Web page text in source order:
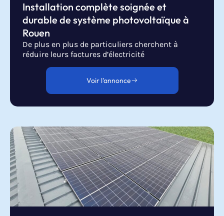
Installation complète soignée et
durable de système photovoltaïque à
Rouen
De plus en plus de particuliers cherchent à
réduire leurs factures d’électricité
Voir l'annonce